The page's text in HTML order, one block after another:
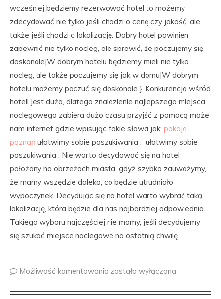
wcześniej będziemy rezerwować hotel to możemy
zdecydować nie tylko jeśli chodzi o cenę czy jakość, ale
także jeśli chodzi o lokalizację. Dobry hotel powinien
zapewnić nie tylko nocleg, ale sprawić, że poczujemy się
doskonale|W dobrym hotelu będziemy mieli nie tylko
nocleg, ale także poczujemy się jak w domu|W dobrym
hotelu możemy poczuć się doskonale.}. Konkurencja wśród
hoteli jest duża, dlatego znalezienie najlepszego miejsca
noclegowego zabiera dużo czasu przyjść z pomocą może
nam internet gdzie wpisując takie słowa jak: pokoje
poznań ułatwimy sobie poszukiwania . ułatwimy sobie
poszukiwania . Nie warto decydować się na hotel
położony na obrzeżach miasta, gdyż szybko zauważymy,
że mamy wszędzie daleko, co będzie utrudniało
wypoczynek. Decydując się na hotel warto wybrać taką
lokalizację, która będzie dla nas najbardziej odpowiednia.
Takiego wyboru najczęściej nie mamy, jeśli decydujemy
się szukać miejsce noclegowe na ostatnią chwilę.
Możliwość komentowania została wyłączona